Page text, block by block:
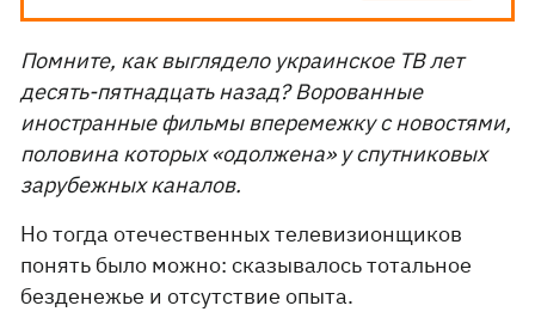
Помните, как выглядело украинское ТВ лет
десять-пятнадцать назад? Ворованные
иностранные фильмы вперемежку с новостями,
половина которых «одолжена» у спутниковых
зарубежных каналов.
Но тогда отечественных телевизионщиков
понять было можно: сказывалось тотальное
безденежье и отсутствие опыта.